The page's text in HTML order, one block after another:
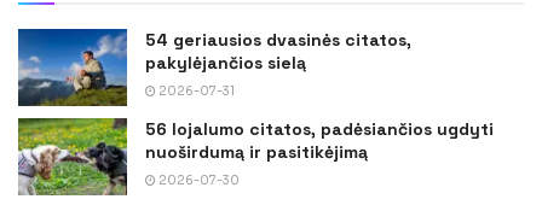
54 geriausios dvasinės citatos,
pakylėjančios sielą
2026-07-31
56 lojalumo citatos, padėsiančios ugdyti
nuoširdumą ir pasitikėjimą
2026-07-30